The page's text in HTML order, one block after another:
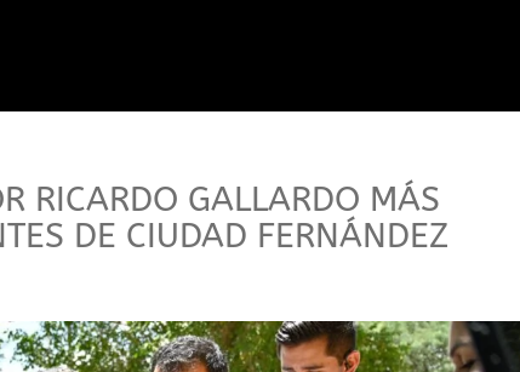
RICARDO GALLARDO MÁS
DE CIUDAD FERNÁNDEZ